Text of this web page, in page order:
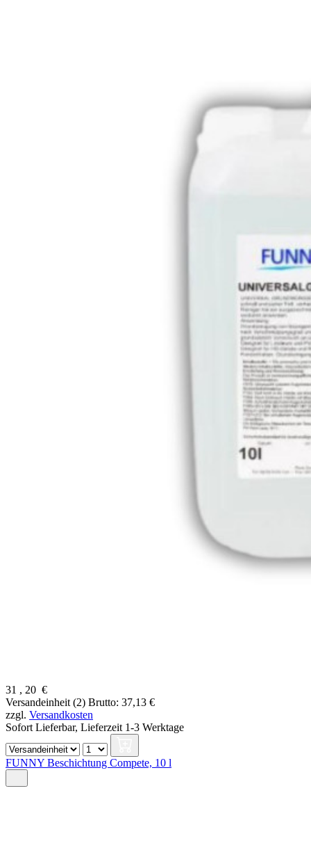
31 , 20 €
Versandeinheit (2) Brutto: 37,13 €
zzgl. Versandkosten
Sofort Lieferbar, Lieferzeit 1-3 Werktage
FUNNY Beschichtung Compete, 10 l